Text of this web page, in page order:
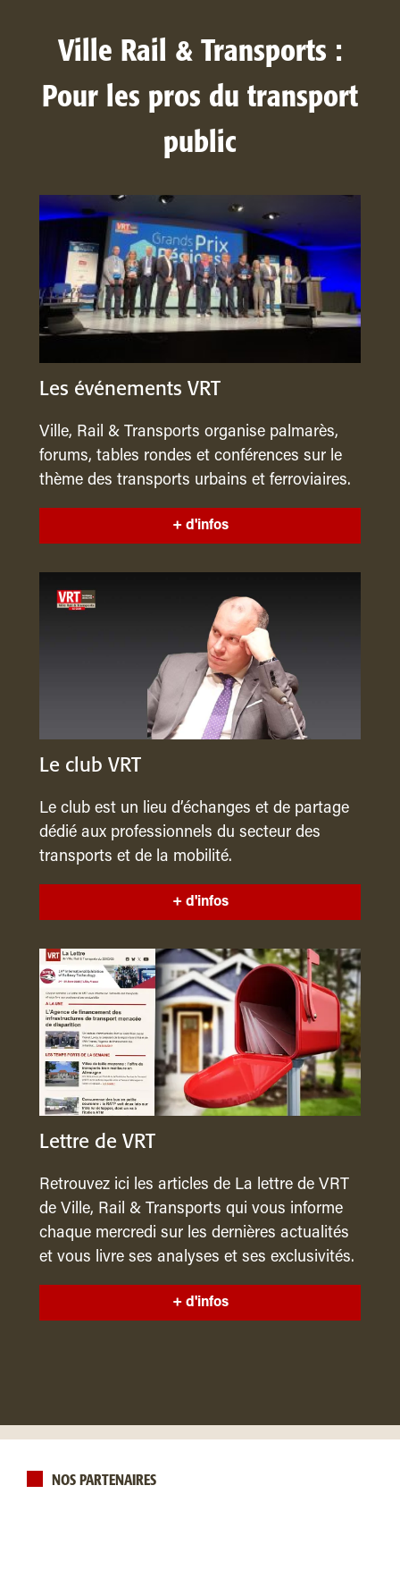
Ville Rail & Transports :
Pour les pros du transport
public
Les événements VRT
Ville, Rail & Transports organise palmarès,
forums, tables rondes et conférences sur le
thème des transports urbains et ferroviaires.
+ d'infos
Le club VRT
Le club est un lieu d’échanges et de partage
dédié aux professionnels du secteur des
transports et de la mobilité.
+ d'infos
Lettre de VRT
Retrouvez ici les articles de La lettre de VRT
de Ville, Rail & Transports qui vous informe
chaque mercredi sur les dernières actualités
et vous livre ses analyses et ses exclusivités.
+ d'infos
NOS PARTENAIRES